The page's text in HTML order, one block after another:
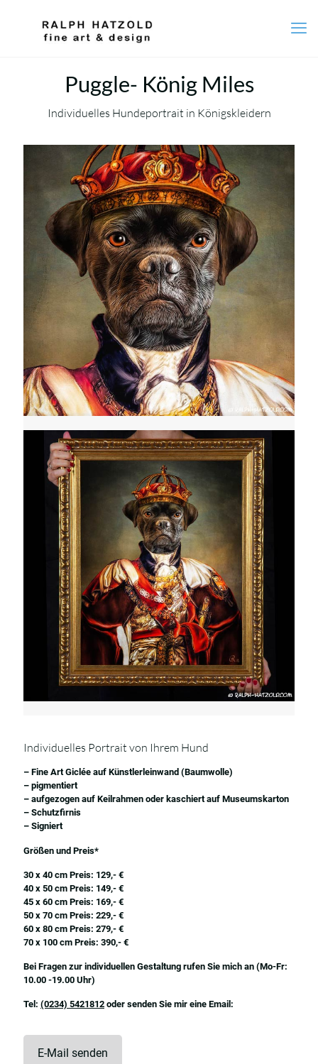
Puggle- König Miles
Individuelles Hundeportrait in Königskleidern
Individuelles Portrait von Ihrem Hund
– Fine Art Giclée auf Künstlerleinwand (Baumwolle)
– pigmentiert
– aufgezogen auf Keilrahmen oder kaschiert auf Museumskarton
– Schutzfirnis
– Signiert
Größen und Preis*
30 x 40 cm Preis: 129,- €
40 x 50 cm Preis: 149,- €
45 x 60 cm Preis: 169,- €
50 x 70 cm Preis: 229,- €
60 x 80 cm Preis: 279,- €
70 x 100 cm Preis: 390,- €
Bei Fragen zur individuellen Gestaltung rufen Sie mich an (Mo-Fr:
10.00 -19.00 Uhr)
Tel: (0234) 5421812 oder senden Sie mir eine Email:
E-Mail senden